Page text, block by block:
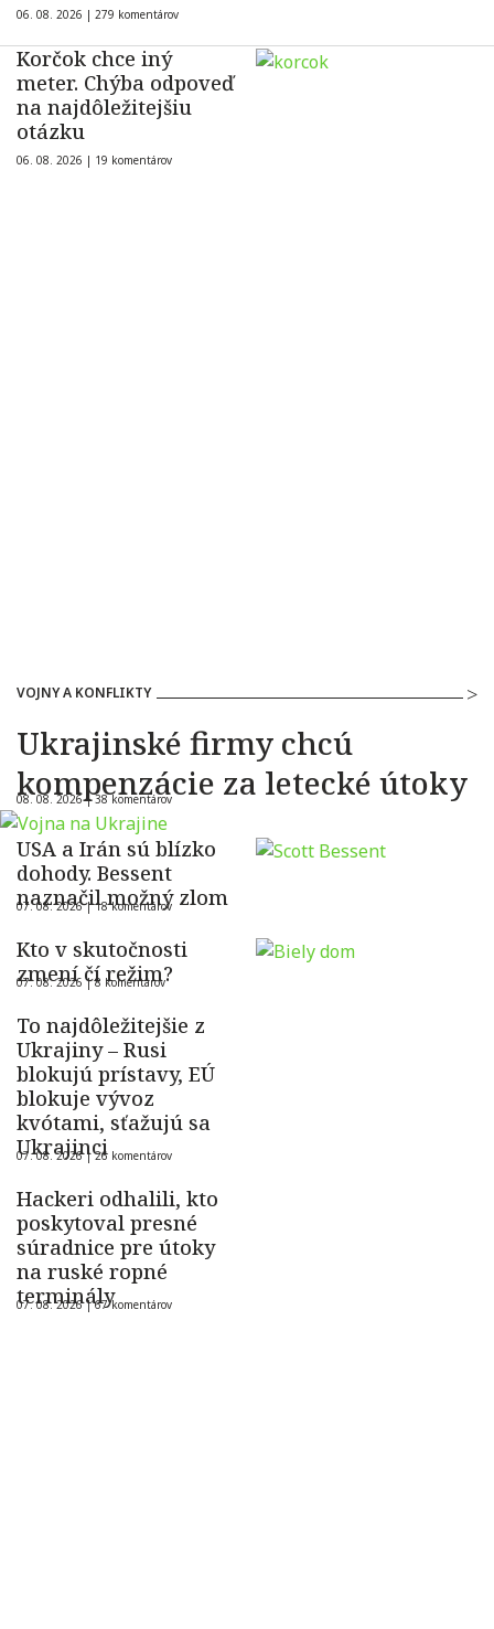
06. 08. 2026 | 279 komentárov
Korčok chce iný
meter. Chýba odpoveď
na najdôležitejšiu
otázku
06. 08. 2026 | 19 komentárov
VOJNY A KONFLIKTY
Ukrajinské firmy chcú
kompenzácie za letecké útoky
08. 08. 2026 |38 komentárov
USA a Irán sú blízko
dohody. Bessent
naznačil možný zlom
07. 08. 2026 |18 komentárov
Kto v skutočnosti
zmení čí režim?
07. 08. 2026 |8 komentárov
To najdôležitejšie z
Ukrajiny – Rusi
blokujú prístavy, EÚ
blokuje vývoz
kvótami, sťažujú sa
Ukrajinci
07. 08. 2026 |26 komentárov
Hackeri odhalili, kto
poskytoval presné
súradnice pre útoky
na ruské ropné
terminály
07. 08. 2026 |67 komentárov